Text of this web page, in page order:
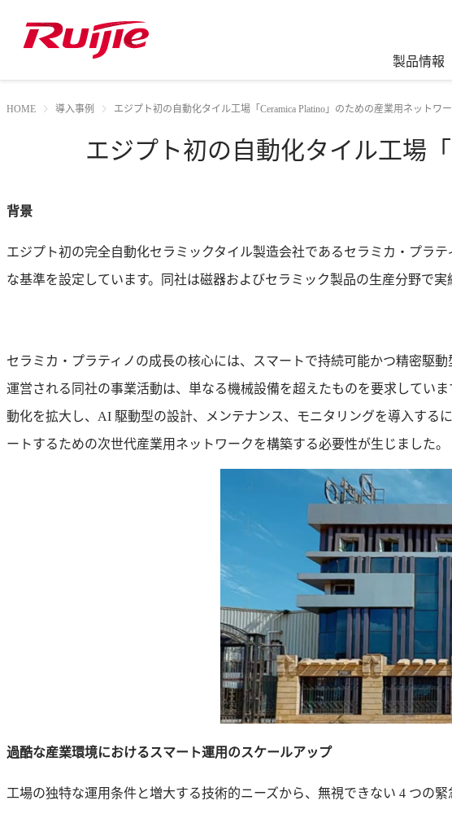
製品情報
HOME 導入事例 エジプト初の自動化タイル工場「Ceramica Platino」のための産業用ネットワ
エジプト初の自動化タイル工場
背景
エジプト初の完全自動化セラミックタイル製造会社であるセラミカ・プラ
な基準を設定しています。同社は磁器およびセラミック製品の生産分野で
セラミカ・プラティノの成長の核心には、スマートで持続可能かつ精密駆
運営される同社の事業活動は、単なる機械設備を超えたものを要求してい
動化を拡大し、AI 駆動型の設計、メンテナンス、モニタリングを導入する
ートするための次世代産業用ネットワークを構築する必要性が生じました。
過酷な産業環境におけるスマート運用のスケールアップ
工場の独特な運用条件と増大する技術的ニーズから、無視できない 4 つの緊